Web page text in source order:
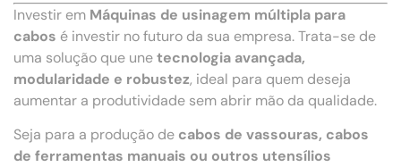
Investir em Máquinas de usinagem múltipla para
cabos é investir no futuro da sua empresa. Trata-se de
uma solução que unetecnologia avançada,
modularidade e robustez, ideal para quem deseja
aumentar a produtividade sem abrir mão da qualidade.
Seja para a produção de cabos de vassouras, cabos
de ferramentas manuais ou outros utensílios